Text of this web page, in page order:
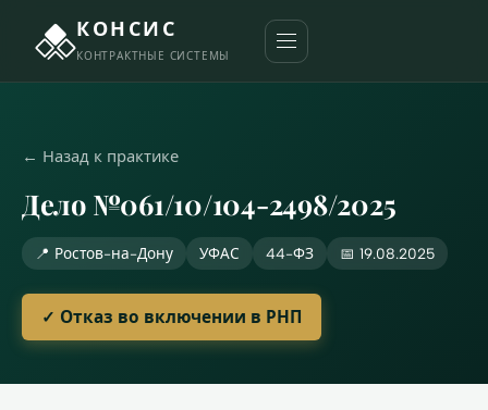
КОНСИС
КОНТРАКТНЫЕ СИСТЕМЫ
← Назад к практике
Дело №061/10/104-2498/2025
📍 Ростов-на-Дону УФАС 44-ФЗ 📅 19.08.2025
✓ Отказ во включении в РНП